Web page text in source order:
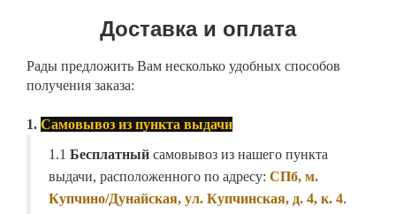
Доставка и оплата
Рады предложить Вам несколько удобных способов
получения заказа:
1. Самовывоз из пункта выдачи
1.1 Бесплатный самовывоз из нашего пункта
выдачи, расположенного по адресу: СПб, м.
Купчино/Дунайская, ул. Купчинская, д. 4, к. 4.